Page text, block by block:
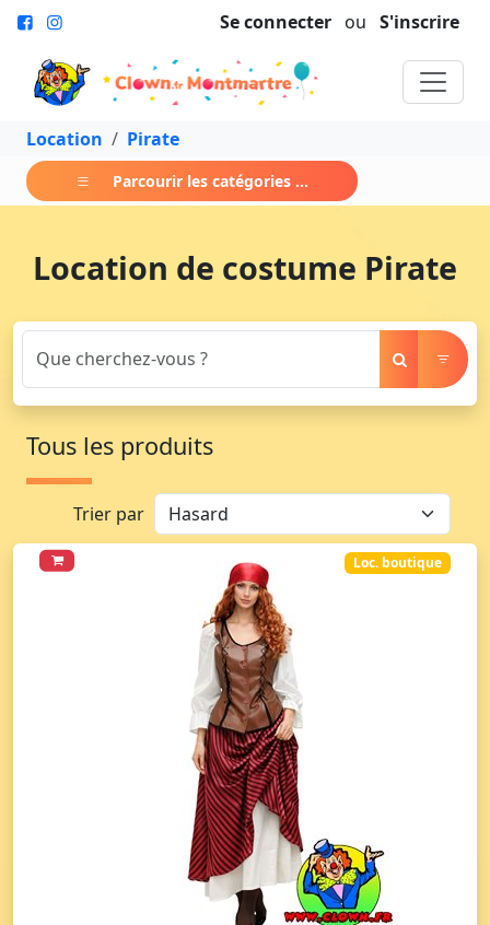
Se connecter ou S'inscrire
Location Pirate
Parcourir les catégories ...
Location de costume Pirate
Tous les produits
Trier par
Loc. boutique